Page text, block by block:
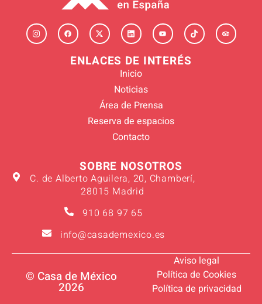
ENLACES DE INTERÉS
Inicio
Noticias
Área de Prensa
Reserva de espacios
Contacto
SOBRE NOSOTROS
C. de Alberto Aguilera, 20, Chamberí,
28015 Madrid
910 68 97 65
info@casademexico.es
© Casa de México
2026
Aviso legal
Política de Cookies
Política de privacidad